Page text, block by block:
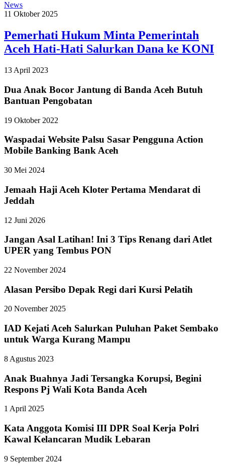
News
11 Oktober 2025
Pemerhati Hukum Minta Pemerintah
Aceh Hati-Hati Salurkan Dana ke KONI
13 April 2023
Dua Anak Bocor Jantung di Banda Aceh Butuh
Bantuan Pengobatan
19 Oktober 2022
Waspadai Website Palsu Sasar Pengguna Action
Mobile Banking Bank Aceh
30 Mei 2024
Jemaah Haji Aceh Kloter Pertama Mendarat di
Jeddah
12 Juni 2026
Jangan Asal Latihan! Ini 3 Tips Renang dari Atlet
UPER yang Tembus PON
22 November 2024
Alasan Persibo Depak Regi dari Kursi Pelatih
20 November 2025
IAD Kejati Aceh Salurkan Puluhan Paket Sembako
untuk Warga Kurang Mampu
8 Agustus 2023
Anak Buahnya Jadi Tersangka Korupsi, Begini
Respons Pj Wali Kota Banda Aceh
1 April 2025
Kata Anggota Komisi III DPR Soal Kerja Polri
Kawal Kelancaran Mudik Lebaran
9 September 2024